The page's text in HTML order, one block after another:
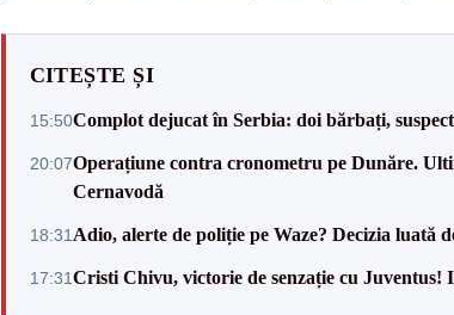
CITEȘTE ȘI
15:50Complot dejucat în Serbia: doi bărbați,
20:07Operațiune contra cronometru pe Dunăre.
Cernavodă
18:31 Adio, alerte de poliție pe Waze? Decizia luată
17:31Cristi Chivu, victorie de senzație cu